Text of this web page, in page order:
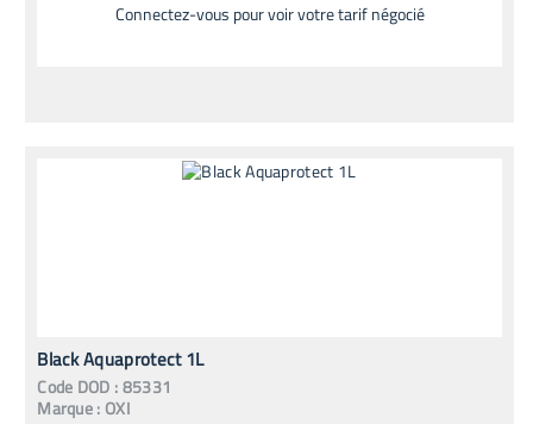
Connectez-vous pour voir votre tarif négocié
Black Aquaprotect 1L
Code DOD :85331
Marque : OXI